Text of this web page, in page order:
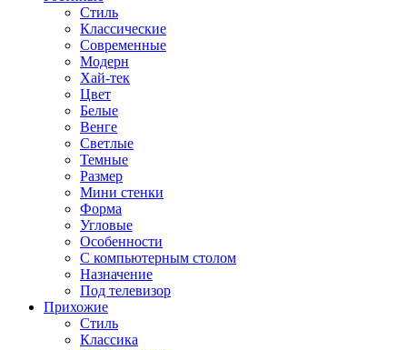
Стиль
Классические
Современные
Модерн
Хай-тек
Цвет
Белые
Венге
Светлые
Темные
Размер
Мини стенки
Форма
Угловые
Особенности
С компьютерным столом
Назначение
Под телевизор
Прихожие
Стиль
Классика